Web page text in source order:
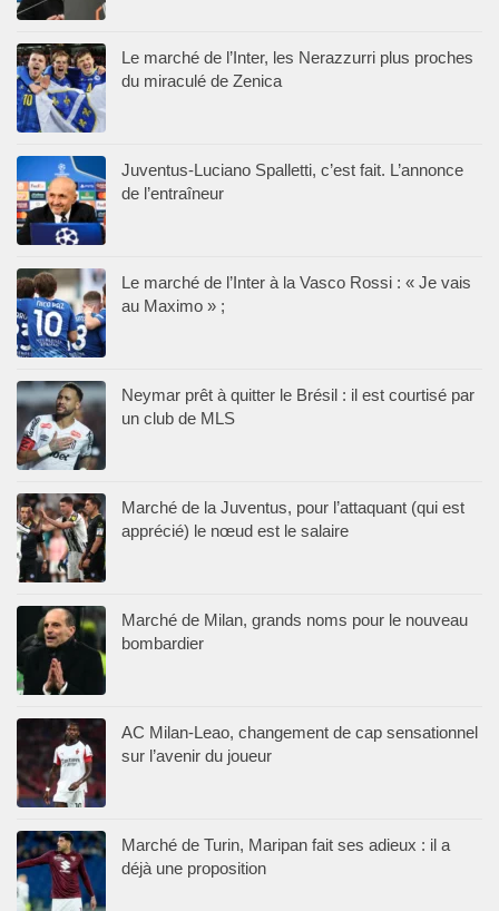
Le marché de l’Inter, les Nerazzurri plus proches
du miraculé de Zenica
Juventus-Luciano Spalletti, c’est fait. L’annonce
de l’entraîneur
Le marché de l’Inter à la Vasco Rossi : « Je vais
au Maximo » ;
Neymar prêt à quitter le Brésil : il est courtisé par
un club de MLS
Marché de la Juventus, pour l’attaquant (qui est
apprécié) le nœud est le salaire
Marché de Milan, grands noms pour le nouveau
bombardier
AC Milan-Leao, changement de cap sensationnel
sur l’avenir du joueur
Marché de Turin, Maripan fait ses adieux : il a
déjà une proposition